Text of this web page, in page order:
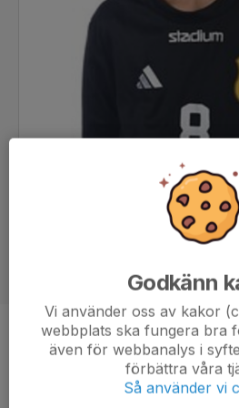
Position
-
10 år
Godkänn
Vi använder oss av kakor
webbplats ska fungera bra
även för webbanalys i
förbättra våra
Så använder vi